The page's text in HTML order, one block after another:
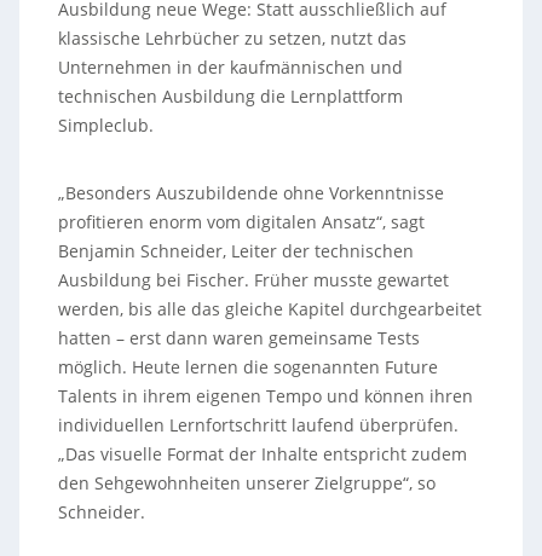
Ausbildung neue Wege: Statt ausschließlich auf
klassische Lehrbücher zu setzen, nutzt das
Unternehmen in der kaufmännischen und
technischen Ausbildung die Lernplattform
Simpleclub.
„Besonders Auszubildende ohne Vorkenntnisse
profitieren enorm vom digitalen Ansatz“, sagt
Benjamin Schneider, Leiter der technischen
Ausbildung bei Fischer. Früher musste gewartet
werden, bis alle das gleiche Kapitel durchgearbeitet
hatten – erst dann waren gemeinsame Tests
möglich. Heute lernen die sogenannten Future
Talents in ihrem eigenen Tempo und können ihren
individuellen Lernfortschritt laufend überprüfen.
„Das visuelle Format der Inhalte entspricht zudem
den Sehgewohnheiten unserer Zielgruppe“, so
Schneider.